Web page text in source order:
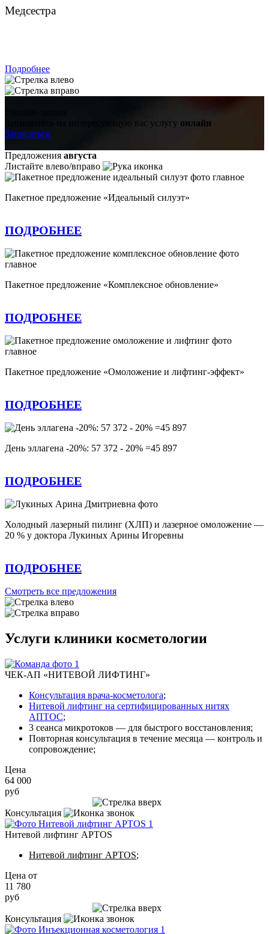
Медсестра
Подробнее
Запишитесь на интересующую вас услугу онлайн
Записаться
Предложения августа
Листайте влево/вправо
Пакетное предложение «Идеальный силуэт»
ПОДРОБНЕЕ
Пакетное предложение «Комплексное обновление»
ПОДРОБНЕЕ
Пакетное предложение «Омоложение и лифтинг-эффект»
ПОДРОБНЕЕ
День эллагена -20%: 57 372 - 20% =45 897
ПОДРОБНЕЕ
Холодный лазерный пилинг (ХЛП) и лазерное омоложение —
20 % у доктора Лукиных Арины Игоревны
ПОДРОБНЕЕ
Смотреть все предложения
Услуги клиники косметологии
ЧЕК-АП «НИТЕВОЙ ЛИФТИНГ»
Консультация врача-косметолога;
Нитевой лифтинг на сертифицированных нитях
АПТОС;
3 сеанса микротоков — для быстрого восстановления;
Повторная консультация в течение месяца — контроль и
сопровождение;
Цена
64 000
руб
Консультация
Нитевой лифтинг APTOS
Нитевой лифтинг APTOS;
Цена от
11 780
руб
Консультация